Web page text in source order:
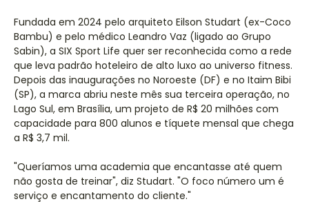
Fundada em 2024 pelo arquiteto Eilson Studart (ex-Coco
Bambu) e pelo médico Leandro Vaz (ligado ao Grupo
Sabin), a SIX Sport Life quer ser reconhecida como a rede
que leva padrão hoteleiro de alto luxo ao universo fitness.
Depois das inaugurações no Noroeste (DF) e no Itaim Bibi
(SP), a marca abriu neste mês sua terceira operação, no
Lago Sul, em Brasília, um projeto de R$ 20 milhões com
capacidade para 800 alunos e tíquete mensal que chega
a R$ 3,7 mil.
"Queríamos uma academia que encantasse até quem
não gosta de treinar", diz Studart. "O foco número um é
serviço e encantamento do cliente."